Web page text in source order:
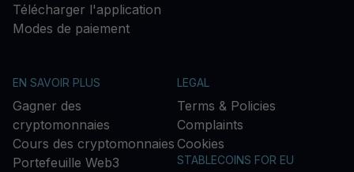
Télécharger l'application
Modes de paiement
EN SAVOIR PLUS
Gagner des
cryptomonnaies
Cours des cryptomonnaies
Portefeuille Web3
LEGAL
Terms & Policies
Complaints
Cookies
STABLECOINS FOR EU